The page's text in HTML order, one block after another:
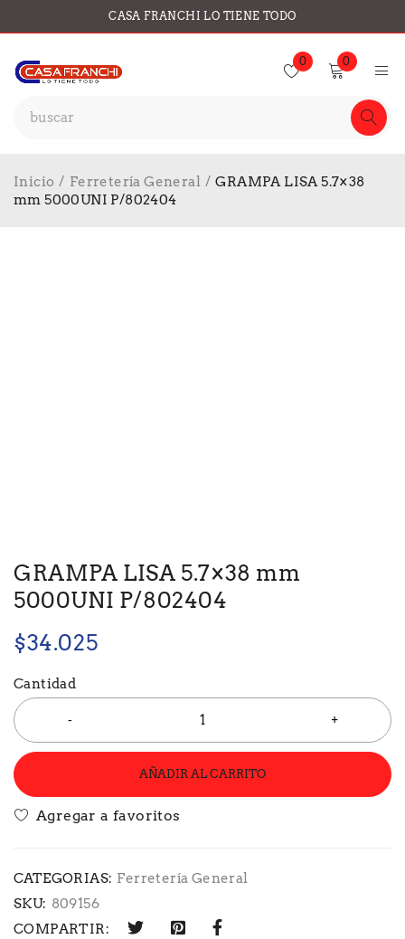
CASA FRANCHI LO TIENE TODO
0 0
Inicio / Ferretería General / GRAMPA LISA 5.7×38
mm 5000UNI P/802404
GRAMPA LISA 5.7×38 mm
5000UNI P/802404
$34.025
Cantidad
AÑADIR AL CARRITO
CATEGORIAS: Ferretería General
SKU: 809156
COMPARTIR: